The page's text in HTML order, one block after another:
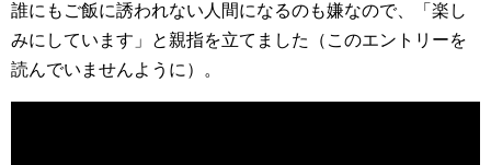
誰にもご飯に誘われない人間になるのも嫌なので、「楽し
みにしています」と親指を立てました（このエントリーを
読んでいませんように）。